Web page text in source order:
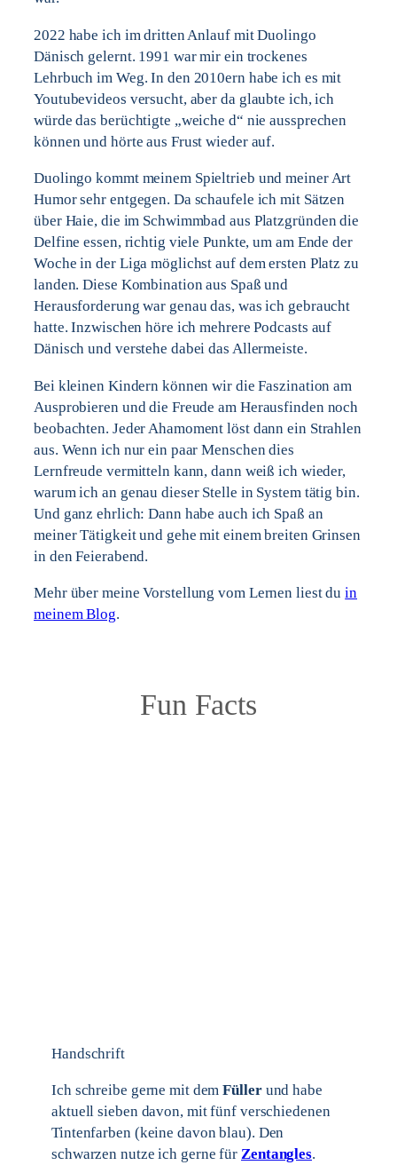
2022 habe ich im dritten Anlauf mit Duolingo
Dänisch gelernt. 1991 war mir ein trockenes
Lehrbuch im Weg. In den 2010ern habe ich es mit
Youtubevideos versucht, aber da glaubte ich, ich
würde das berüchtigte „weiche d“ nie aussprechen
können und hörte aus Frust wieder auf.
Duolingo kommt meinem Spieltrieb und meiner Art
Humor sehr entgegen. Da schaufele ich mit Sätzen
über Haie, die im Schwimmbad aus Platzgründen die
Delfine essen, richtig viele Punkte, um am Ende der
Woche in der Liga möglichst auf dem ersten Platz zu
landen. Diese Kombination aus Spaß und
Herausforderung war genau das, was ich gebraucht
hatte. Inzwischen höre ich mehrere Podcasts auf
Dänisch und verstehe dabei das Allermeiste.
Bei kleinen Kindern können wir die Faszination am
Ausprobieren und die Freude am Herausfinden noch
beobachten. Jeder Ahamoment löst dann ein Strahlen
aus. Wenn ich nur ein paar Menschen dies
Lernfreude vermitteln kann, dann weiß ich wieder,
warum ich an genau dieser Stelle in System tätig bin.
Und ganz ehrlich: Dann habe auch ich Spaß an
meiner Tätigkeit und gehe mit einem breiten Grinsen
in den Feierabend.
Mehr über meine Vorstellung vom Lernen liest duin
meinem Blog.
Fun Facts
Handschrift
Ich schreibe gerne mit demFüllerund habe
aktuell sieben davon, mit fünf verschiedenen
Tintenfarben (keine davon blau). Den
schwarzen nutze ich gerne für Zentangles.